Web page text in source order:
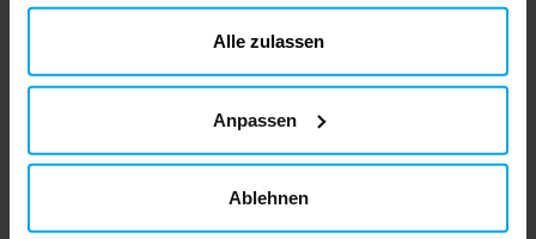
gesammelt haben. Ihre Einwilligung können Sie jederzeit.
Alle zulassen
Anpassen
Ablehnen